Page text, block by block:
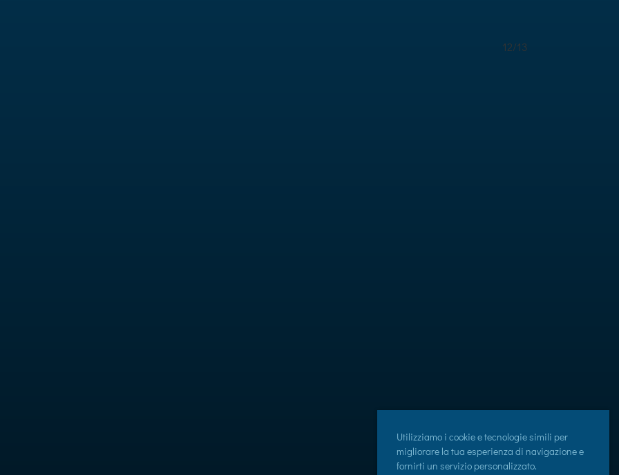
Utilizziamo i cookie e tecnologie simili per
migliorare la tua esperienza di navigazione e
fornirti un servizio personalizzato.
12/13